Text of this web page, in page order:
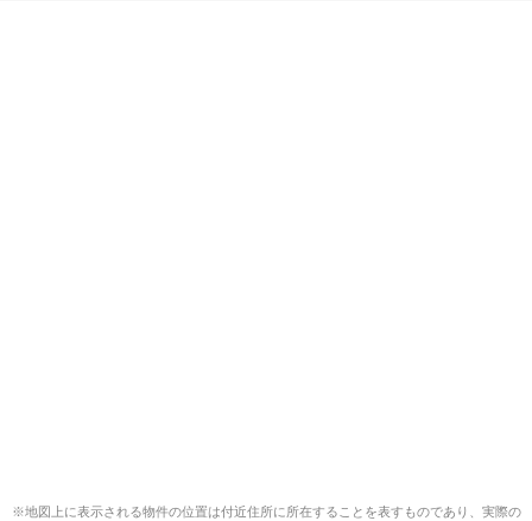
※地図上に表示される物件の位置は付近住所に所在することを表すものであり、実際の